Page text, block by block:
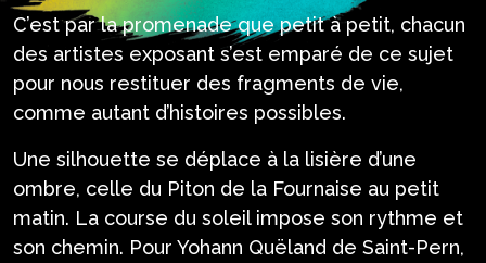
C’est par la promenade que petit à petit, chacun
des artistes exposant s’est emparé de ce sujet
pour nous restituer des fragments de vie,
comme autant d’histoires possibles.
Une silhouette se déplace à la lisière d’une
ombre, celle du Piton de la Fournaise au petit
matin. La course du soleil impose son rythme et
son chemin. Pour Yohann Quëland de Saint-Pern,